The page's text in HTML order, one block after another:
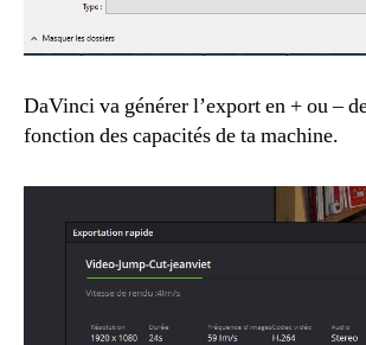
DaVinci va générer l’export en + ou –
fonction des capacités de ta machine.